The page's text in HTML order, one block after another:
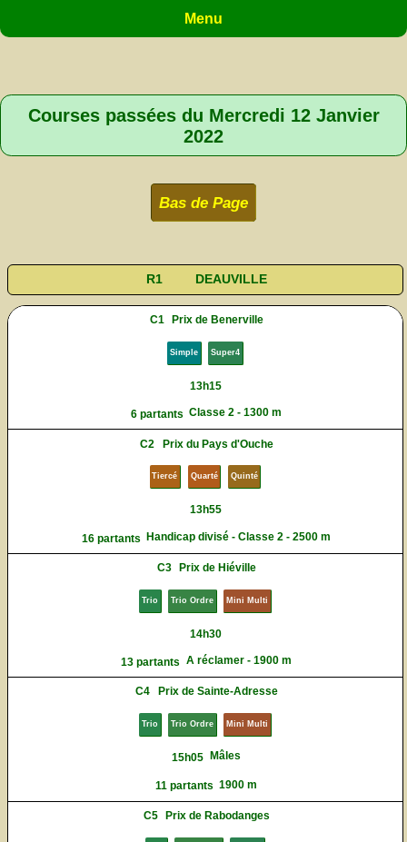
Menu
Courses passées du Mercredi 12 Janvier
2022
Bas de Page
R1 DEAUVILLE
C1 Prix de Benerville
Simple Super4
13h15
6 partants Classe 2 - 1300 m
C2 Prix du Pays d'Ouche
Tiercé Quarté Quinté
13h55
16 partants Handicap divisé - Classe 2 - 2500 m
C3 Prix de Hiéville
Trio Trio Ordre Mini Multi
14h30
13 partants A réclamer - 1900 m
C4 Prix de Sainte-Adresse
Trio Trio Ordre Mini Multi
15h05 Mâles
11 partants 1900 m
C5 Prix de Rabodanges